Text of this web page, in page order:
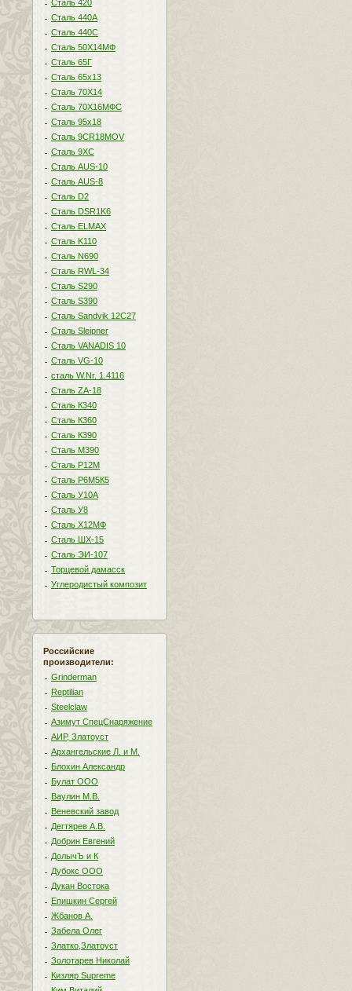
Сталь 420
Сталь 440A
Сталь 440С
Сталь 50Х14МФ
Сталь 65Г
Сталь 65х13
Сталь 70Х14
Сталь 70Х16МФС
Сталь 95х18
Сталь 9CR18MOV
Сталь 9ХС
Сталь AUS-10
Сталь AUS-8
Сталь D2
Сталь DSR1K6
Сталь ELMAX
Сталь K110
Сталь N690
Сталь RWL-34
Сталь S290
Сталь S390
Сталь Sandvik 12C27
Сталь Sleipner
Сталь VANADIS 10
Сталь VG-10
сталь W.Nr. 1.4116
Сталь ZA-18
Сталь К340
Сталь К360
Сталь К390
Сталь М390
Сталь Р12М
Сталь Р6М5К5
Сталь У10А
Сталь У8
Сталь Х12МФ
Сталь ШХ-15
Сталь ЭИ-107
Торцевой дамасск
Углеродистый композит
Российские
производители:
Grinderman
Reptilian
Steelclaw
Азимут СпецСнаряжение
АИР, Златоуст
Архангельские Л. и М.
Блохин Александр
Булат ООО
Ваулин М.В.
Веневский завод
Дегтярев А.В.
Добрин Евгений
ДолычЪ и К
Дубокс ООО
Дукан Востока
Епишкин Сергей
Жбанов А.
Забела Олег
Златко,Златоуст
Золотарев Николай
Кизляр Supreme